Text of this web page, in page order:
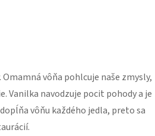
vôňa pohlcuje naše zmysly,
Vanilka navodzuje pocit pohody a je
vôňu každého jedla, preto sa